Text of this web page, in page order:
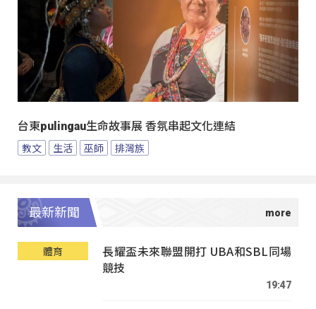
台東pulingau生命故事展 香氛串起文化連結
教文 生活 巫師 排灣族
最新新聞
體育
長耀盃未來聯盟開打 UBA和SBL同場
競技
19:47